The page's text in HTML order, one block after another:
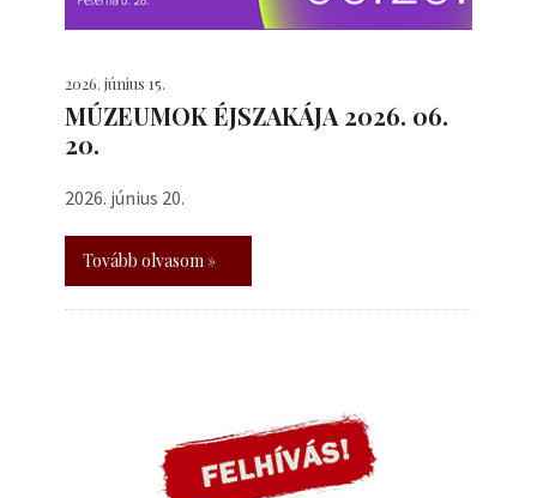
2026. június 15.
MÚZEUMOK ÉJSZAKÁJA 2026. 06.
20.
2026. június 20.
Tovább olvasom »